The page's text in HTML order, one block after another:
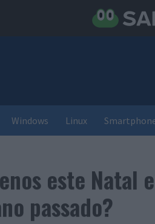
Windows Linux
este Natal
passado?